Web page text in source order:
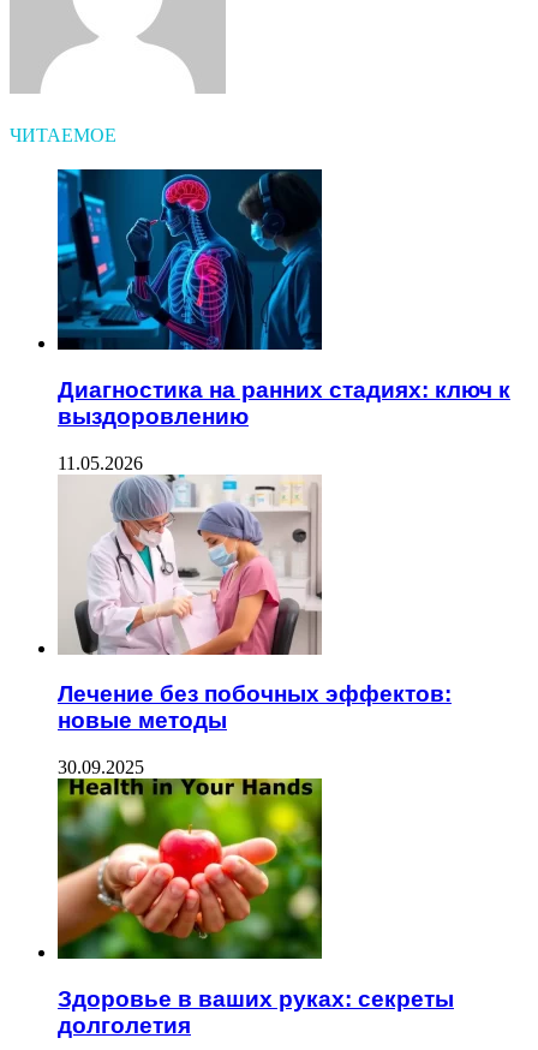
ЧИТАЕМОЕ
Диагностика на ранних стадиях: ключ к
выздоровлению
11.05.2026
Лечение без побочных эффектов:
новые методы
30.09.2025
Здоровье в ваших руках: секреты
долголетия